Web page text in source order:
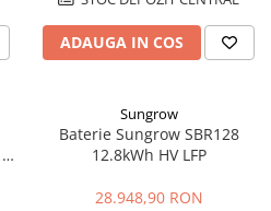
ADAUGA IN COS
Sungrow
Baterie Sungrow SBR128
12.8kWh HV LFP
28.948,90 RON